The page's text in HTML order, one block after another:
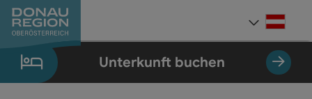
Zum Inhalt
Zur Navigation
Zum Seitenanfang
Zur Kontaktseite
Zum Impressum
Zur Startseite
Unterkunft buchen